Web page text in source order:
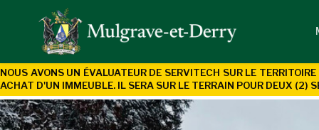
NOUS AVONS UN ÉVALUATEUR DE SERVITECH SUR LE
ACHAT D'UN IMMEUBLE. IL SERA SUR LE TERRAIN POUR DEUX